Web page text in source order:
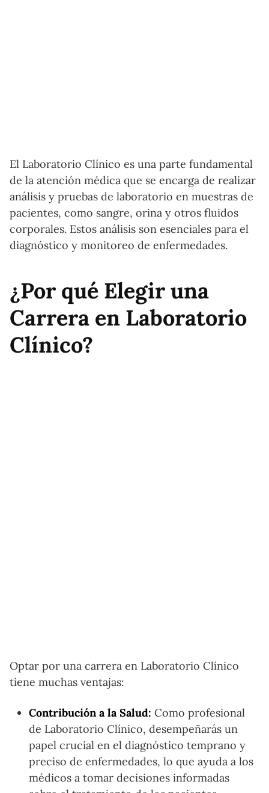
El Laboratorio Clínico es una parte fundamental
de la atención médica que se encarga de realizar
análisis y pruebas de laboratorio en muestras de
pacientes, como sangre, orina y otros fluidos
corporales. Estos análisis son esenciales para el
diagnóstico y monitoreo de enfermedades.
¿Por qué Elegir una
Carrera en Laboratorio
Clínico?
Optar por una carrera en Laboratorio Clínico
tiene muchas ventajas:
Contribución a la Salud: Como profesional
de Laboratorio Clínico, desempeñarás un
papel crucial en el diagnóstico temprano y
preciso de enfermedades, lo que ayuda a los
médicos a tomar decisiones informadas